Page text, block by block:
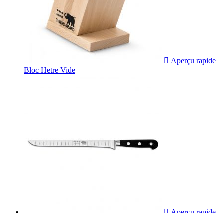
 Aperçu rapide
Bloc Hetre Vide